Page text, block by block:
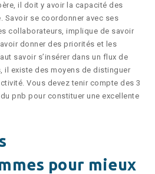
il doit y avoir la capacité des
Savoir se coordonner avec ses
collaborateurs, implique de savoir
donner des priorités et les
savoir s’insérer dans un flux de
il existe des moyens de distinguer
Vous devez tenir compte des 3
pnb pour constituer une excellente
pour mieux